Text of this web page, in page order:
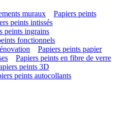
muraux
Papiers peints
peints intissés
peints ingrains
fonctionnels
Papiers peints papier
Papiers peints en fibre de verre
peints 3D
peints autocollants